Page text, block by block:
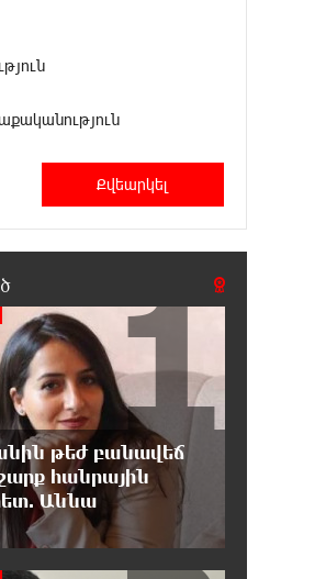
տարածքային
Չալաբյանի ազատ
մեկում. Բրիտանացի
համատեղում են
է
8-08-2026
Արաբիան, Թուրքիան և
համատեղ
համաձայնագիր են
8-08-2026
նախկին
պահանջում են, որ
Հայ Առաքելական
թեժ բանավեճ
հանրային
Աննա
1